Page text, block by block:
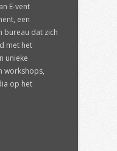
E-vent
een
bureau dat zich
met het
unieke
workshops,
op het